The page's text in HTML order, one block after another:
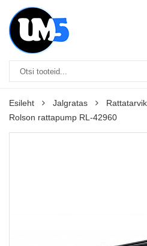
Esileht Jalgratas
Rolson rattapump RL-42960